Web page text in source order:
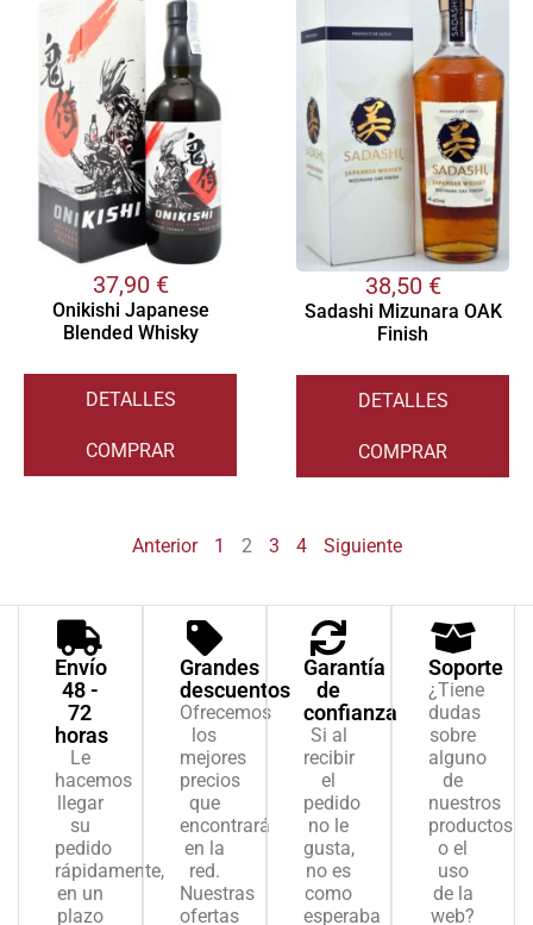
37,90 €
Onikishi Japanese
Blended Whisky
DETALLES
COMPRAR
38,50 €
Sadashi Mizunara OAK
Finish
DETALLES
COMPRAR
Anterior 1 2 3 4 Siguiente
Envío
48 -
72
horas
Le
hacemos
llegar
su
pedido
rápidamente,
en un
plazo
Grandes
descuentos
Ofrecemos
los
mejores
precios
que
encontrará
en la
red.
Nuestras
ofertas
Garantía
de
confianza
Si al
recibir
el
pedido
no le
gusta,
no es
como
esperaba
Soporte
¿Tiene
dudas
sobre
alguno
de
nuestros
productos
o el
uso
de la
web?